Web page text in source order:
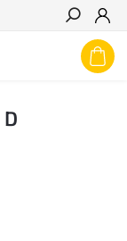
Hledat